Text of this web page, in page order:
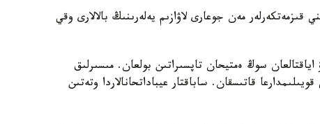
قىزمەتكەرلەر مەن جوعارى لاۋازىم يەلەرىنىڭ بالالارى وقي
سوڭ ەمتيحان تاپسىراتىن بولعان. مىسىرلىق
قاتىسقان. ساباقتار عيباداتحانالاردا وتەتىن